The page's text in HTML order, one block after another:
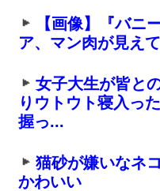
【画像】『バニ
ア、マン肉が見え
女子大生が皆と
りウトウト寝入っ
握っ...
猫砂が嫌いなネ
かわいい